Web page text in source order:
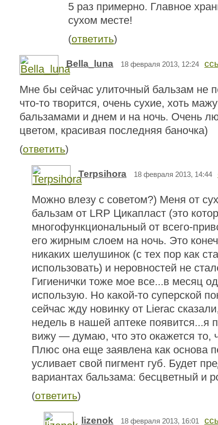
5 раз примерно. Главное
сухом месте!
(ответить)
Bella_luna 18 февраля 2013, 12:24
Мне бы сейчас улиточный бальзам не
что-то творится, очень сухие, хоть
бальзамами и днем и на ночь. Очень
цветом, красивая последняя баночка)
(ответить)
Terpsihora 18 февраля 2013, 14:44
Можно влезу с советом?) Меня от
бальзам от LRP Цикапласт (это
многофункциональный от всего-
его жирным слоем на ночь. Это
никаких шелушинок (с тех пор как
использовать) и неровностей не
Гигиенички тоже мое все...в месяц
использую. Но какой-то суперской
сейчас жду новинку от Lierac
недель в нашей аптеке появится...я
вижу — думаю, что это окажется то,
Плюс она еще заявлена как основа
усливает свой пигмент губ. Будет
вариантах бальзама: бесцветный и
(ответить)
lizenok 18 февраля 2013, 16:01